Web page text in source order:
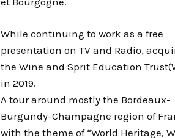
While continuing to work as a free
presentation on TV and Radio,
the Wine and Sprit Education
in 2019.
A tour around mostly the Bordeaux-
Burgundy-Champagne region of
with the theme of “World Heritage,